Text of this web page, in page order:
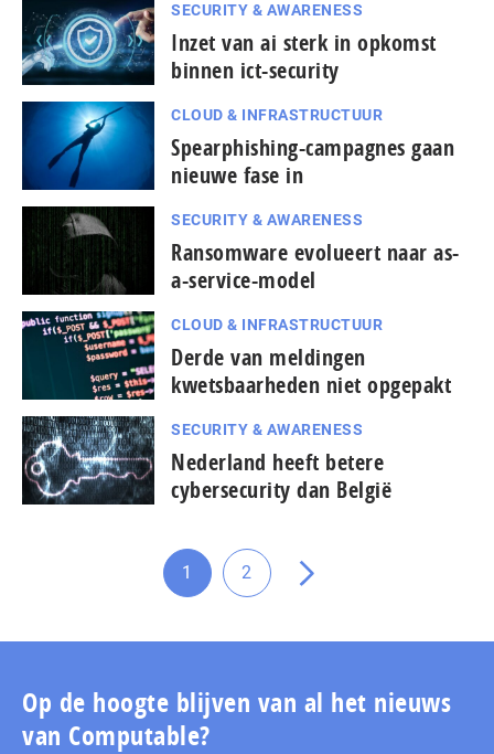
SECURITY & AWARENESS
Inzet van ai sterk in opkomst
binnen ict-security
CLOUD & INFRASTRUCTUUR
Spearphishing-campagnes gaan
nieuwe fase in
SECURITY & AWARENESS
Ransomware evolueert naar as-
a-service-model
CLOUD & INFRASTRUCTUUR
Derde van meldingen
kwetsbaarheden niet opgepakt
SECURITY & AWARENESS
Nederland heeft betere
cybersecurity dan België
Ga
pagina
1
Ga
pagina
2
Ga
de
pagina
Op de hoogte blijven van al het nieuws
van Computable?